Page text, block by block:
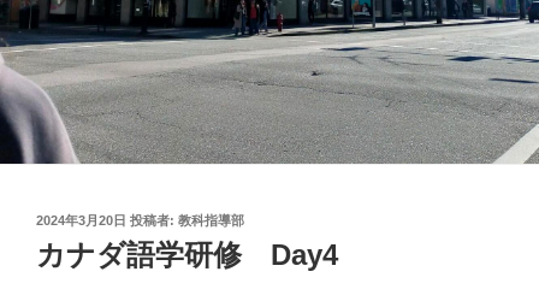
投
日:
2024年3月20日 投稿者: 教科指導部
カナダ語学研修 Day4